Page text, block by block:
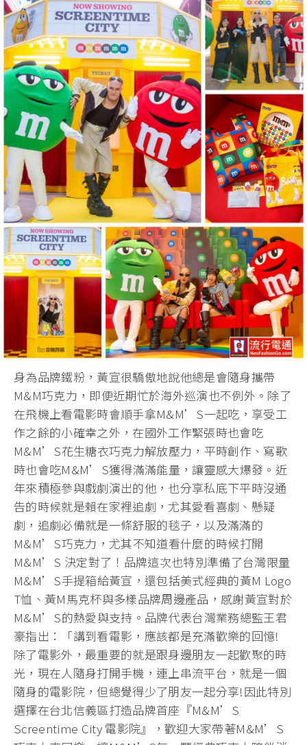
身為品牌鐵粉，黃宣很驕傲地說他總是會隨身攜帶
M&M巧克力，即便近期忙於海外巡演也不例外。除了
在飛機上看電影時會順手拿M&M’S一起吃，享受工
作之餘的小確幸之外，在國外工作緊張時也會吃
M&M’S花生糖衣巧克力解放壓力，平時創作、寫歌
時也會吃M&M’S獲得滿滿能量，讓靈感大爆發。近
年來積極參與戲劇演出的他，也分享私底下平時沒通
告的時候就是賴在家裡追劇，尤其愛看喜劇、懸疑
劇，追劇必備就是一條舒服的毯子，以及滿滿的
M&M’S巧克力，尤其不知道看什麼的時候打開
M&M’S 決定對了！品牌這次也特別準備了台灣限量
M&M’S手提箱給黃宣，還包括美式經典的黃M Logo
T恤、黃M馬克杯與多樣品牌周邊產品，感謝黃宣對於
M&M’S的熱愛與支持。品牌代表台灣業務總監王君
豪指出：「講到看電影，應該都是充滿歡樂的回憶!
除了電影外，最重要的就是跟身邊朋友一起歡聚的時
光，現在人隨身打開手機，連上串流平台，就是一個
隨身的電影院，但總覺得少了朋友一起分享!因此特別
選擇在台北信義區打造品牌首座『M&M’S
Screentime City 電影院』，歡迎大家帶著M&M’S